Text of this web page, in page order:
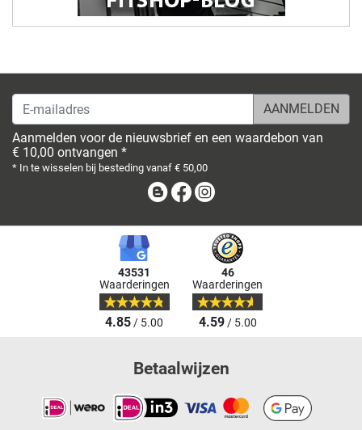
E-mailadres
Aanmelden voor de nieuwsbrief en een waardebon van
€ 10,00 ontvangen *
* In te wisselen bij besteding vanaf € 50,00
BlogFacebook
43531
Waarderingen
4.85/ 5.00
46
Waarderingen
4.59/ 5.00
Betaalwijzen